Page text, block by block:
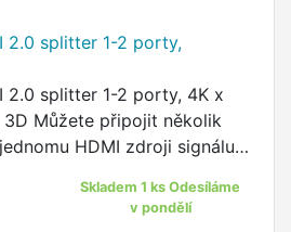
2.0 splitter 1-2 porty,
2.0 splitter 1-2 porty, 4K x
3D Můžete připojit několik
HDMI zdroji signálu
Skladem 1 ks Odesíláme
v pondělí